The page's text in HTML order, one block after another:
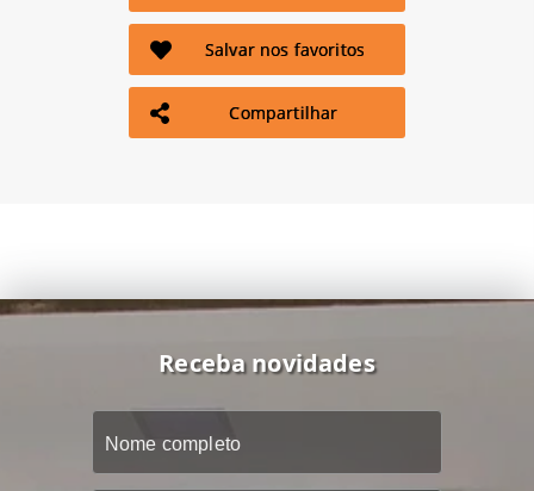
Salvar nos favoritos
Compartilhar
Receba novidades